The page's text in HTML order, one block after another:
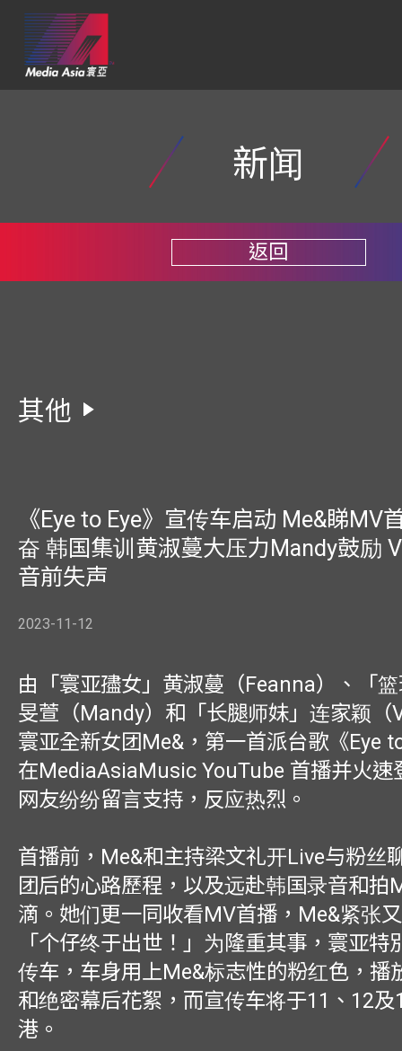
新闻
返回
其他
《Eye to Eye》宣传车启动 Me&睇MV
奋 韩国集训黄淑蔓大压力Mandy鼓励
音前失声
2023-11-12
由「寰亚孻女」黄淑蔓（Feanna）、「
旻萱（Mandy）和「长腿师妹」连家颖（
寰亚全新女团Me&，第一首派台歌《Eye
在MediaAsiaMusic YouTube 首播并火速
网友纷纷留言支持，反应热烈。
首播前，Me&和主持梁文礼开Live与粉丝
团后的心路歷程，以及远赴韩国录音和拍
滴。她们更一同收看MV首播，Me&紧张
「个仔终于出世！」为隆重其事，寰亚特
传车，车身用上Me&标志性的粉红色，播
和绝密幕后花絮，而宣传车将于11、12及
港。